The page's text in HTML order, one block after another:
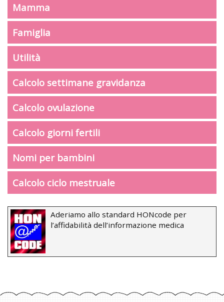
Mamma
Famiglia
Utilità
Calcolo settimane gravidanza
Calcolo ovulazione
Calcolo giorni fertili
Nomi per bambini
Calcolo ciclo mestruale
Aderiamo allo standard HONcode per
l’affidabilità dell’informazione medica